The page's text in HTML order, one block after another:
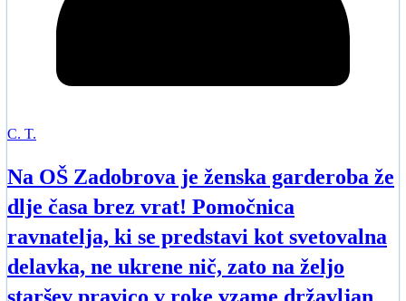
C. T.
Na OŠ Zadobrova je ženska garderoba že
dlje časa brez vrat! Pomočnica
ravnatelja, ki se predstavi kot svetovalna
delavka, ne ukrene nič, zato na željo